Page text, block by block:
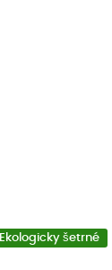
Ekologicky šetrné